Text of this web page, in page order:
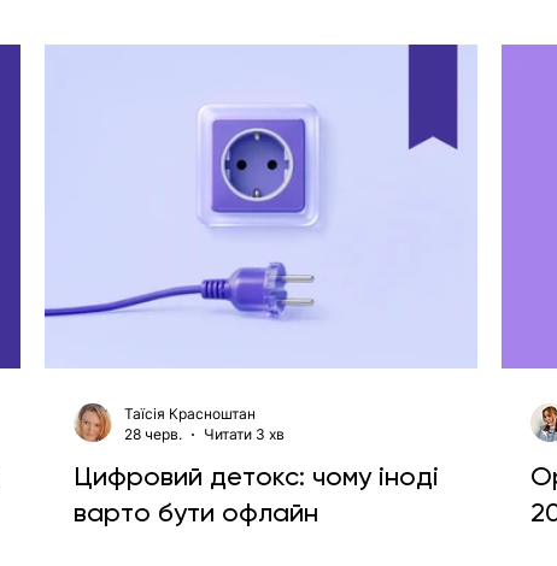
Цифровий детокс: чому іноді
варто бути офлайн
Таїсія Красноштан
28 черв.
Читати 3 хв